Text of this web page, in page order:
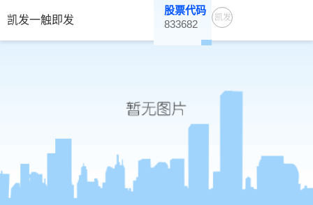
凯发一触即发
股票代码
833682
凯发